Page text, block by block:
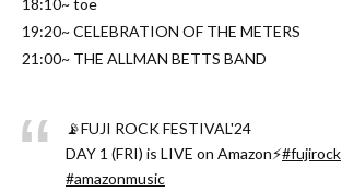
18:10~ toe
19:20~ CELEBRATION OF THE METERS
21:00~ THE ALLMAN BETTS BAND
📡FUJI ROCK FESTIVAL'24
DAY 1 (FRI) is LIVE on Amazon⚡️#fujirock
#amazonmusic